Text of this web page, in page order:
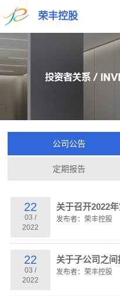
荣丰控股
公司公告
定期报告
22
03 /
2022
关于召开2022
发布者：荣丰控股
22
03 /
2022
关于子公司之
发布者：荣丰控股